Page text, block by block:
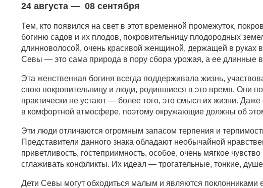
24 августа — 08 сентября
Тем, кто появился на свет в этот временной промежуток,
богиню садов и их плодов, покровительницу плодородных
длинноволосой, очень красивой женщиной, держащей в руках
Севы — это сама природа в пору сбора урожая, а ее длинные
Эта женственная богиня всегда поддерживала жизнь,
свою покровительницу и люди, родившиеся в это время. Они
практически не устают — более того, это смысл их жизни.
в комфортной атмосфере, поэтому окружающие должны об
Эти люди отличаются огромным запасом терпения и
Представители данного знака обладают необычайной
приветливость, гостеприимность, особое, очень мягкое
сглаживать конфликты. Их идеал — трогательные, тонкие,
Дети Севы могут обходиться малым и являются поклонниками